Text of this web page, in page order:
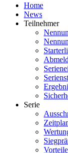
Home
News
Teilnehmer
Serie